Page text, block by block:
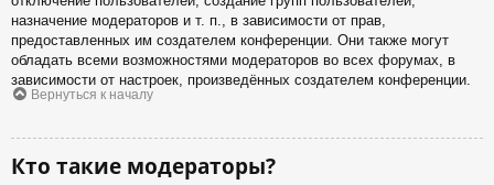
назначение модераторов и т. п., в зависимости от прав,
предоставленных им создателем конференции. Они также могут
обладать всеми возможностями модераторов во всех форумах, в
зависимости от настроек, произведённых создателем конференции.
Вернуться к началу
Кто такие модераторы?